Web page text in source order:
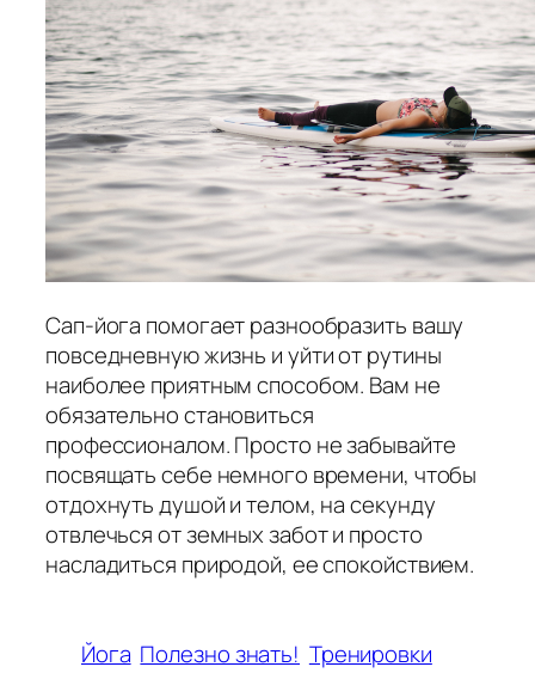
Сап-йога помогает разнообразить вашу
повседневную жизнь и уйти от рутины
наиболее приятным способом. Вам не
обязательно становиться
профессионалом. Просто не забывайте
посвящать себе немного времени, чтобы
отдохнуть душой и телом, на секунду
отвлечься от земных забот и просто
насладиться природой, ее спокойствием.
Йога Полезно знать! Тренировки